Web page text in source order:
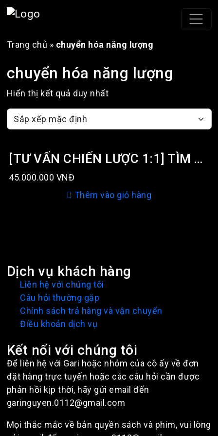
Trang chủ » chuyển hóa năng lượng
chuyển hóa năng lượng
Hiển thị kết quả duy nhất
[TƯ VẤN CHIẾN LƯỢC 1:1] TÌM THẤY TIẾNG NÓI RIÊNG & XÂY DỰNG BẢN SẮC NGƯỜI VIẾT
45.000.000 VNĐ
Thêm vào giỏ hàng
Dịch vụ khách hàng
Liên hệ với chúng tôi
Câu hỏi thường gặp
Chính sách trả hàng và vận chuyển
Điều khoản dịch vụ
Kết nối với chúng tôi
Để liên hệ với Gari hoặc nhóm của cô ấy về đơn
đặt hàng trực tuyến hoặc các câu hỏi cần được
phản hồi kịp thời, hãy gửi email đến
garinguyen.0112@gmail.com
Mọi thắc mắc về bản quyền sách và phim, vui lòng